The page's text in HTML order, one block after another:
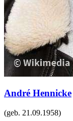
André Hennicke
(geb. 21.09.1958)